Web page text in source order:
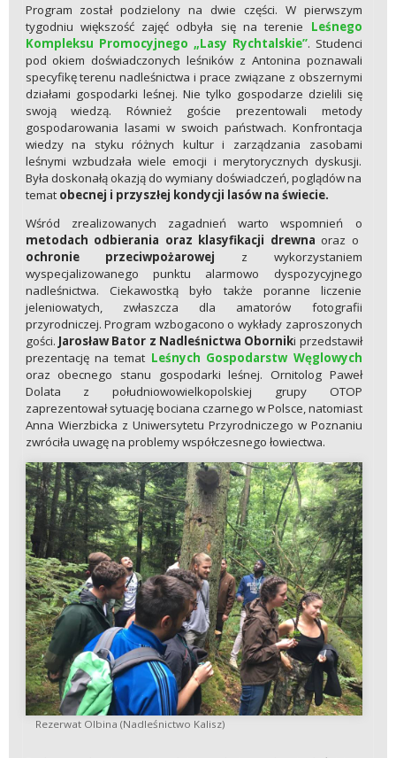
Program został podzielony na dwie części. W pierwszym
tygodniu większość zajęć odbyła się na terenie Leśnego
Kompleksu Promocyjnego „Lasy Rychtalskie”. Studenci
pod okiem doświadczonych leśników z Antonina poznawali
specyfikę terenu nadleśnictwa i prace związane z obszernymi
działami gospodarki leśnej. Nie tylko gospodarze dzielili się
swoją wiedzą. Również goście prezentowali metody
gospodarowania lasami w swoich państwach. Konfrontacja
wiedzy na styku różnych kultur i zarządzania zasobami
leśnymi wzbudzała wiele emocji i merytorycznych dyskusji.
Była doskonałą okazją do wymiany doświadczeń, poglądów na
temat obecnej i przyszłej kondycji lasów na świecie.
Wśród zrealizowanych zagadnień warto wspomnień o
metodach odbierania oraz klasyfikacji drewna oraz o
ochronie przeciwpożarowej z wykorzystaniem
wyspecjalizowanego punktu alarmowo dyspozycyjnego
nadleśnictwa. Ciekawostką było także poranne liczenie
jeleniowatych, zwłaszcza dla amatorów fotografii
przyrodniczej. Program wzbogacono o wykłady zaproszonych
gości. Jarosław Bator z Nadleśnictwa Oborniki przedstawił
prezentację na temat Leśnych Gospodarstw Węglowych
oraz obecnego stanu gospodarki leśnej. Ornitolog Paweł
Dolata z południowowielkopolskiej grupy OTOP
zaprezentował sytuację bociana czarnego w Polsce, natomiast
Anna Wierzbicka z Uniwersytetu Przyrodniczego w Poznaniu
zwróciła uwagę na problemy współczesnego łowiectwa.
Rezerwat Olbina (Nadleśnictwo Kalisz)